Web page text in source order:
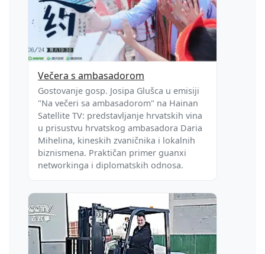
Večera s ambasadorom
Gostovanje gosp. Josipa Glušca u emisiji
"Na večeri sa ambasadorom" na Hainan
Satellite TV: predstavljanje hrvatskih vina
u prisustvu hrvatskog ambasadora Daria
Mihelina, kineskih zvaničnika i lokalnih
biznismena. Praktičan primer guanxi
networkinga i diplomatskih odnosa.